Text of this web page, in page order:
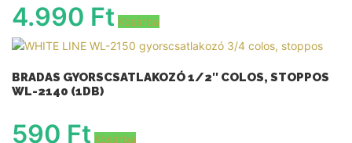
4.990 Ft Kosárba
BRADAS GYORSCSATLAKOZÓ 1/2″ COLOS, STOPPOS
WL-2140 (1DB)
590 Ft Kosárba